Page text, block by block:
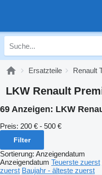
Ersatzteile Renault
LKW Renault
69 Anzeigen: LKW
Preis: 200 € - 500 €
Filter
Sortierung: Anzeigendatum
Anzeigendatum Teuerste zuerst
zuerst Baujahr - älteste zuerst